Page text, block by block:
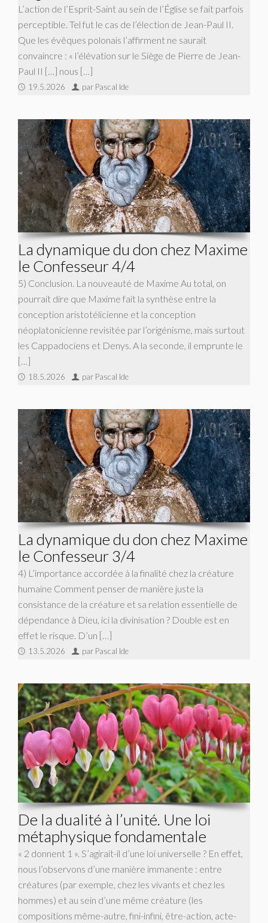
L’action de l’Esprit-Saint au sein de l’Église se fait parfois
perceptible. Tel fut le cas de l’élection de Jean-Paul II.
Que les évêques polonais l’affirment ne saurait
convaincre : « l’élévation sur le Siège de Pierre de Jean-
Paul II […] nous […]
19.5.2026 par Pascal Ide
La dynamique du don chez Maxime
le Confesseur 4/4
5) Conclusion. La nouveauté de Maxime Au total, on
pourrait dire que Maxime fait la synthèse entre la
conception aristotélicienne et la conception
néoplatonicienne revisitée par l’origénisme, mais surtout
les Cappadociens et Denys. A la seconde, il emprunte le
[…]
18.5.2026 par Pascal Ide
La dynamique du don chez Maxime
le Confesseur 3/4
4) L’importance accordée à la finalité chez la créature
humaine Comment penser de manière juste la
consistance de la créature et sa relation essentielle de
dépendance à Dieu, ici la divinisation ? Double est en
effet le risque. D’un […]
13.5.2026 par Pascal Ide
De la dualité à l’unité. Une loi
métaphysique fondamentale
« 2 donnent 1 ». S’agirait-il d’une loi universelle ? En effet,
nous l’observons d’une manière immanente : entre
créatures (par exemple, chez les vivants et chez les
hommes) et au sein d’une même créature (les
compositions même-autre, fini-infini, être-action, acte-